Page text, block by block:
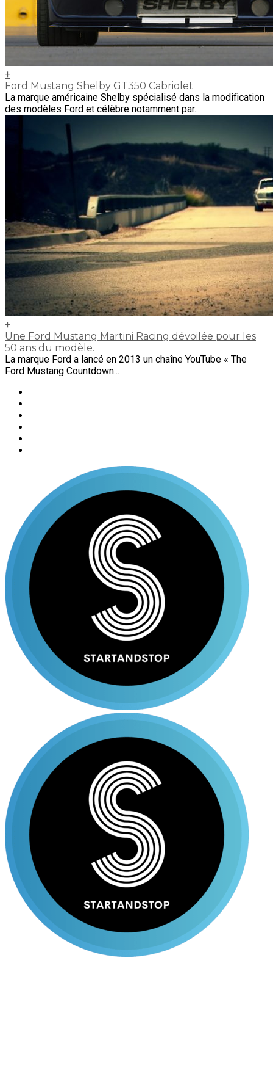
+
Ford Mustang Shelby GT350 Cabriolet
La marque américaine Shelby spécialisé dans la modification
des modèles Ford et célèbre notamment par...
+
Une Ford Mustang Martini Racing dévoilée pour les
50 ans du modèle.
La marque Ford a lancé en 2013 un chaîne YouTube « The
Ford Mustang Countdown...